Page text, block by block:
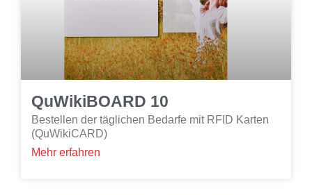
QuWikiBOARD 10
Bestellen der täglichen Bedarfe mit RFID Karten
(QuWikiCARD)
Mehr erfahren